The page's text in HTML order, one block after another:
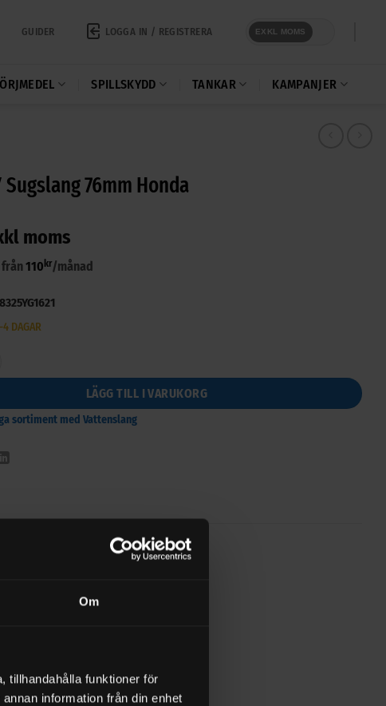
Om
tillhandahålla funktioner för
information från din enhet
GUIDER LOGGA IN / REGISTRERA EXKL MOMS
SPILLSKYDD TANKAR KAMPANJER
Sugslang 76mm Honda
moms
från110 kr/månad
DAGAR
76mm Honda mängd
LÄGG TILL I VARUKORG
sortiment med Vattenslang